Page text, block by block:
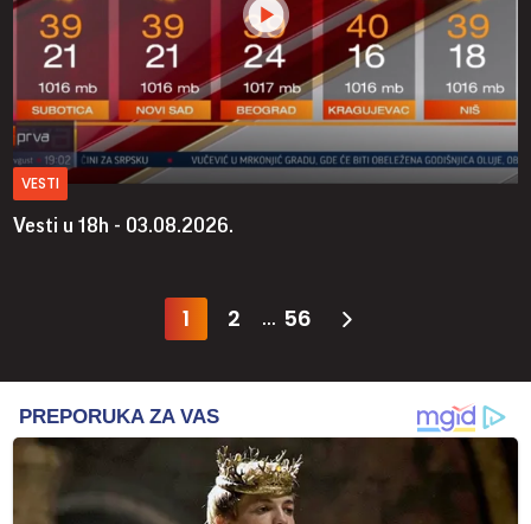
VESTI
Vesti u 18h - 03.08.2026.
1 2 ... 56